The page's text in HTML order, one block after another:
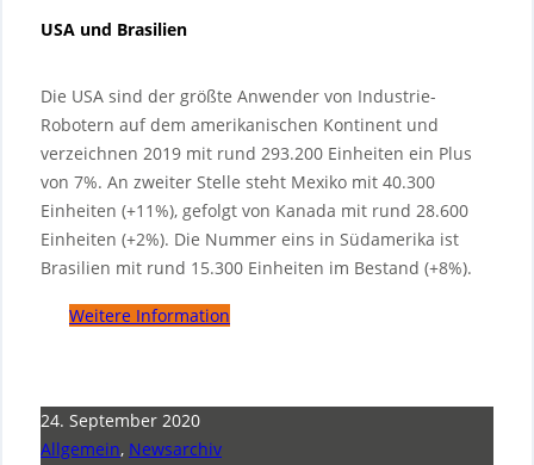
USA und Brasilien
Die USA sind der größte Anwender von Industrie-
Robotern auf dem amerikanischen Kontinent und
verzeichnen 2019 mit rund 293.200 Einheiten ein Plus
von 7%. An zweiter Stelle steht Mexiko mit 40.300
Einheiten (+11%), gefolgt von Kanada mit rund 28.600
Einheiten (+2%). Die Nummer eins in Südamerika ist
Brasilien mit rund 15.300 Einheiten im Bestand (+8%).
Weitere Information
24. September 2020
Allgemein, Newsarchiv